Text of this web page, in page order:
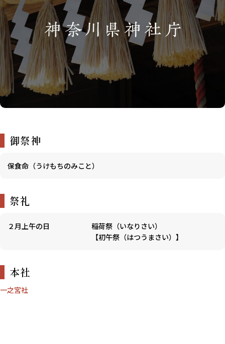
御祭神
保食命（うけもちのみこと）
祭礼
２月上午の日
稲荷祭（いなりさい）
【初午祭（はつうまさい）】
本社
一之宮社